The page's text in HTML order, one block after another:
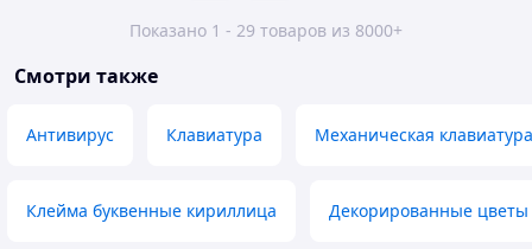
Показано 1 - 29 товаров из 8000+
Смотри также
Антивирус Клавиатура Механическая клавиатура
Клейма буквенные кириллица Декорированные цветы